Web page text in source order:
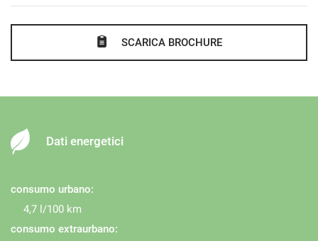
Fari LED
Frenata d'emergenza assistita
Freno di stazionamento elettrico
Immobilizzatore elettronico
Limitatore di velocità
Luci diurne
Luci diurne LED
Monitoraggio pressione pneumatici
SCARICA BROCHURE
Dati energetici
consumo urbano:
4,7 l/100 km
consumo extraurbano: